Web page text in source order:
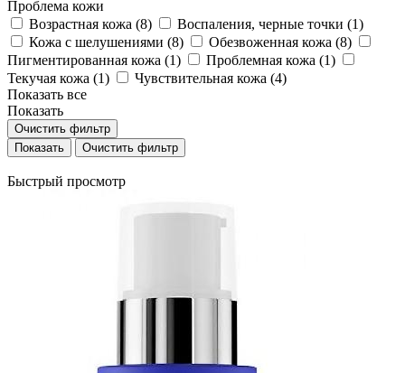
Проблема кожи
Возрастная кожа (8) Воспаления, черные точки (1)
Кожа с шелушениями (8) Обезвоженная кожа (8)
Пигментированная кожа (1) Проблемная кожа (1)
Текучая кожа (1) Чувствительная кожа (4)
Показать все
Показать
Очистить фильтр
Очистить фильтр
Быстрый просмотр